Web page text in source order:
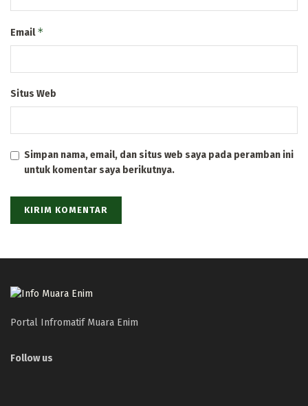
Email*
Situs Web
Simpan nama, email, dan situs web saya pada peramban ini
untuk komentar saya berikutnya.
Portal Infromatif Muara Enim
Follow us